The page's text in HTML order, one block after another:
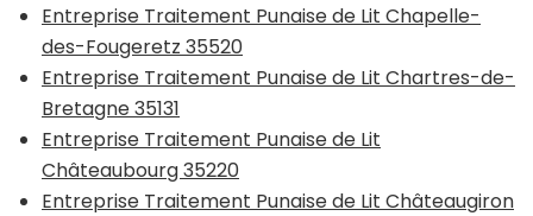
Entreprise Traitement Punaise de Lit Chapelle-
des-Fougeretz 35520
Entreprise Traitement Punaise de Lit Chartres-de-
Bretagne 35131
Entreprise Traitement Punaise de Lit
Châteaubourg 35220
Entreprise Traitement Punaise de Lit Châteaugiron